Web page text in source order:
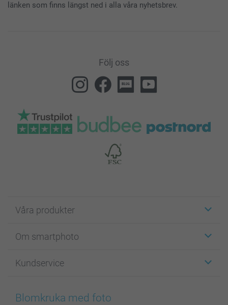
länken som finns längst ned i alla våra nyhetsbrev.
Följ oss
Våra produkter
Fotokort
Fotoböcker
Bilder, Fotoförstoring & Fotohäften
Om smartphoto
För affiliates
Cookie Policy
Kundservice
smartgaranti
Blomkruka med foto